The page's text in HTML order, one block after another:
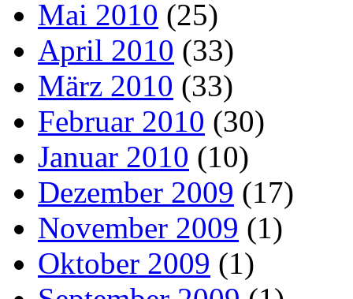
Mai 2010 (25)
April 2010 (33)
März 2010 (33)
Februar 2010 (30)
Januar 2010 (10)
Dezember 2009 (17)
November 2009 (1)
Oktober 2009 (1)